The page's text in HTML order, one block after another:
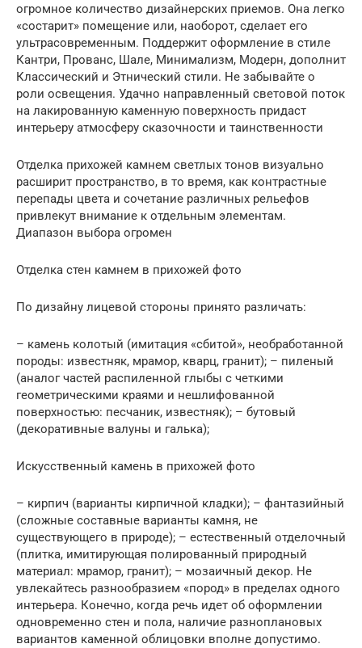
огромное количество дизайнерских приемов. Она легко
«состарит» помещение или, наоборот, сделает его
ультрасовременным. Поддержит оформление в стиле
Кантри, Прованс, Шале, Минимализм, Модерн, дополнит
Классический и Этнический стили. Не забывайте о
роли освещения. Удачно направленный световой поток
на лакированную каменную поверхность придаст
интерьеру атмосферу сказочности и таинственности
Отделка прихожей камнем светлых тонов визуально
расширит пространство, в то время, как контрастные
перепады цвета и сочетание различных рельефов
привлекут внимание к отдельным элементам.
Диапазон выбора огромен
Отделка стен камнем в прихожей фото
По дизайну лицевой стороны принято различать:
– камень колотый (имитация «сбитой», необработанной
породы: известняк, мрамор, кварц, гранит); – пиленый
(аналог частей распиленной глыбы с четкими
геометрическими краями и нешлифованной
поверхностью: песчаник, известняк); – бутовый
(декоративные валуны и галька);
Искусственный камень в прихожей фото
– кирпич (варианты кирпичной кладки); – фантазийный
(сложные составные варианты камня, не
существующего в природе); – естественный отделочный
(плитка, имитирующая полированный природный
материал: мрамор, гранит); – мозаичный декор. Не
увлекайтесь разнообразием «пород» в пределах одного
интерьера. Конечно, когда речь идет об оформлении
одновременно стен и пола, наличие разноплановых
вариантов каменной облицовки вполне допустимо.